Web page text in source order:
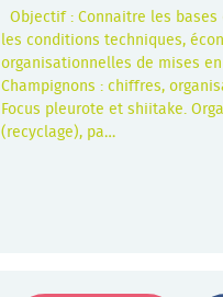
Objectif : Connaitre les
les conditions techniques,
organisationnelles de mises
Champignons : chiffres,
Focus pleurote et shiitake.
(recyclage), pa…